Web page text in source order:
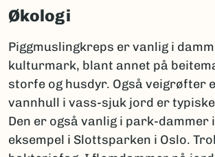
Økologi
Piggmuslingkreps er vanlig i
kulturmark, blant annet på
storfe og husdyr. Også veigrøfter
vannhull i vass-sjuk jord er
Den er også vanlig i park-dammer
eksempel i Slottsparken i Oslo.